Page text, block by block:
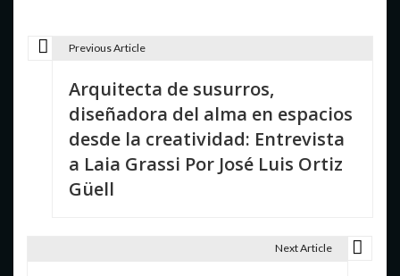
Previous Article
Arquitecta de susurros,
diseñadora del alma en espacios
desde la creatividad: Entrevista
a Laia Grassi Por José Luis Ortiz
Güell
Next Article